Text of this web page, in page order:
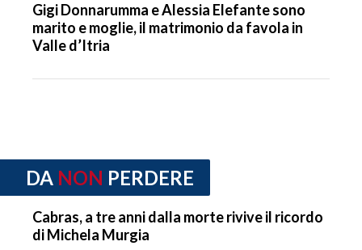
Gigi Donnarumma e Alessia Elefante sono
marito e moglie, il matrimonio da favola in
Valle d’Itria
DA NON PERDERE
Cabras, a tre anni dalla morte rivive il ricordo
di Michela Murgia